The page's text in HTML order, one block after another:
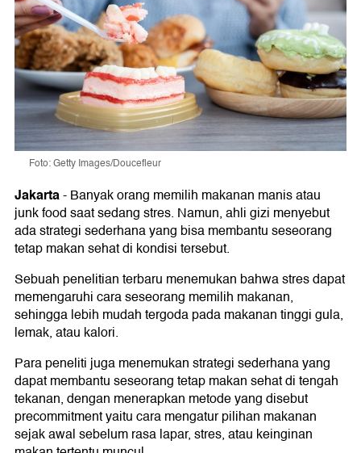
Foto: Getty Images/Doucefleur
Jakarta-Banyak orang memilih makanan manis atau
junk food saat sedang stres. Namun, ahli gizi menyebut
ada strategi sederhana yang bisa membantu seseorang
tetap makan sehat di kondisi tersebut.
Sebuah penelitian terbaru menemukan bahwa stres dapat
memengaruhi cara seseorang memilih makanan,
sehingga lebih mudah tergoda pada makanan tinggi gula,
lemak, atau kalori.
Para peneliti juga menemukan strategi sederhana yang
dapat membantu seseorang tetap makan sehat di tengah
tekanan, dengan menerapkan metode yang disebut
precommitment yaitu cara mengatur pilihan makanan
sejak awal sebelum rasa lapar, stres, atau keinginan